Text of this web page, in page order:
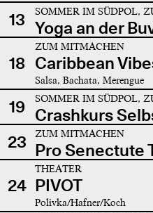
13 SOMMER IM SÜDPOL,
Yoga an der
18
ZUM MITMACHEN
Caribbean
Salsa, Bachata, Merengue
19 SOMMER IM SÜDPOL,
Crashkurs
23
ZUM MITMACHEN
Pro Senectute
24
THEATER
PIVOT
Polivka/Hafner/Koch